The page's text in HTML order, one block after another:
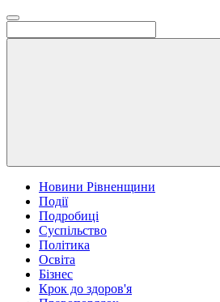
Новини Рівненщини
Події
Подробиці
Суспільство
Політика
Освіта
Бізнес
Крок до здоров'я